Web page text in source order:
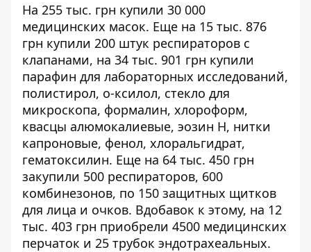
На 255 тыс. грн купили 30 000
медицинских масок. Еще на 15 тыс. 876
грн купили 200 штук респираторов с
клапанами, на 34 тыс. 901 грн купили
парафин для лабораторных исследований,
полистирол, о-ксилол, стекло для
микроскопа, формалин, хлороформ,
квасцы алюмокалиевые, эозин Н, нитки
капроновые, фенол, хлоральгидрат,
гематоксилин. Еще на 64 тыс. 450 грн
закупили 500 респираторов, 600
комбинезонов, по 150 защитных щитков
для лица и очков. Вдобавок к этому, на 12
тыс. 403 грн приобрели 4500 медицинских
перчаток и 25 трубок эндотрахеальных.